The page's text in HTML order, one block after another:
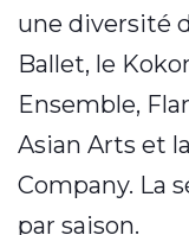
une diversité
Ballet, le
Ensemble,
Asian Arts et
Company. La
par saison.